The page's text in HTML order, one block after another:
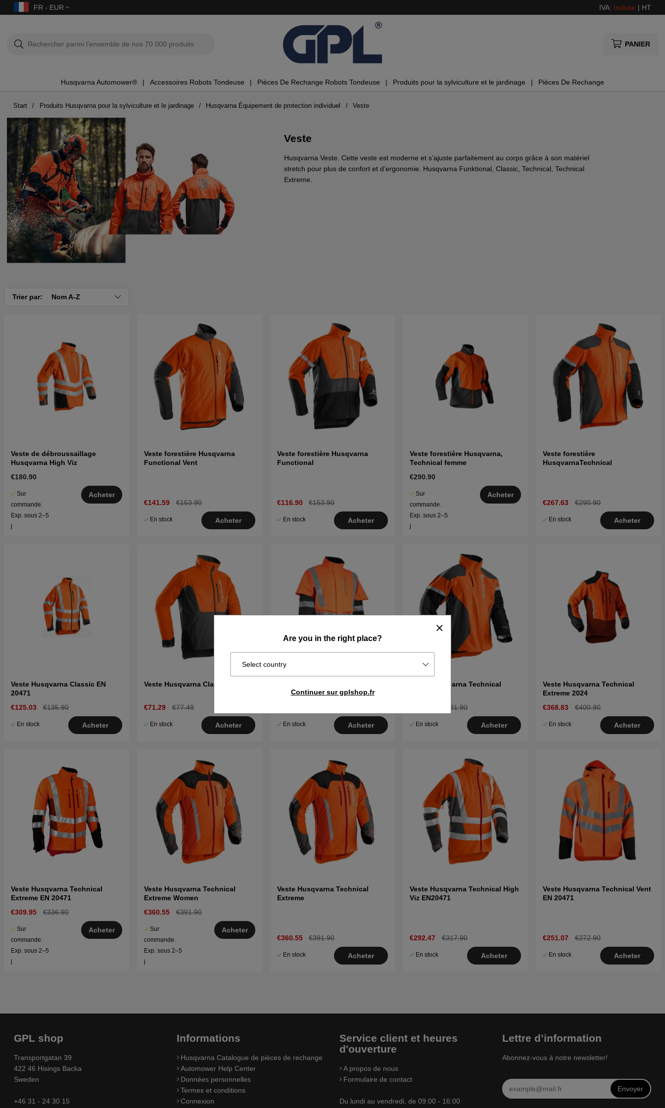
FR - EUR IVA: Incluse | HT
PANIER
Husqvarna Automower® Accessoires Robots Tondeuse Pièces De Rechange Robots Tondeuse Produits pour la sylviculture et le jardinage Pièces De Rechange
Are you in the right place?
Select country
Continuer sur gplshop.fr
Start Produits Husqvarna pour la sylviculture et le jardinage Husqvarna Équipement de protection individuel Veste
Veste
Husqvarna Veste. Cette veste est moderne et s’ajuste parfaitement au corps grâce à son matériel
stretch pour plus de confort et d’ergonomie. Husqvarna Funktional, Classic, Technical, Technical
Extreme.
Trier par: Nom A-Z
Veste de débroussaillage
Husqvarna High Viz
€180.90
Sur
commande.
Exp. sous 2–5
j
Acheter
Veste forestière Husqvarna
Functional Vent
€141.59 €153.90
En stock Acheter
Veste forestière Husqvarna
Functional
€116.90 €153.90
En stock Acheter
Veste forestière Husqvarna,
Technical femme
€290.90
Sur
commande.
Exp. sous 2–5
j
Acheter
Veste forestière
HusqvarnaTechnical
€267.63 €290.90
En stock Acheter
Veste Husqvarna Classic EN
20471
€125.03
€135.90
En stock Acheter
Veste Husqvarna Classic
€71.29 €77.49
En stock Acheter
20471
En stock Acheter
Veste Husqvarna Technical
€381.90
En stock Acheter
Veste Husqvarna Technical
Extreme 2024
€368.83
€400.90
En stock Acheter
Veste Husqvarna Technical
Extreme EN 20471
€309.95
€336.90
Sur
commande.
Exp. sous 2–5
j
Acheter
Veste Husqvarna Technical
Extreme Women
€360.55
€391.90
Sur
commande.
Exp. sous 2–5
j
Acheter
Veste Husqvarna Technical
Extreme
€360.55 €391.90
En stock Acheter
Veste Husqvarna Technical High
Viz EN20471
€292.47 €317.90
En stock Acheter
Veste Husqvarna Technical Vent
EN 20471
€251.07 €272.90
En stock Acheter
GPL shop
Transportgatan 39
422 46 Hisings Backa
Sweden
+46 31 - 24 30 15
Informations
Husqvarna Catalogue de pièces de rechange
Automower Help Center
Données personnelles
Termes et conditions
Connexion
Service client et heures
d'ouverture
A propos de nous
Formulaire de contact
Du lundi au vendredi, de 09:00 - 16:00
Lettre d’information
Abonnez-vous à notre newsletter!
Envoyer